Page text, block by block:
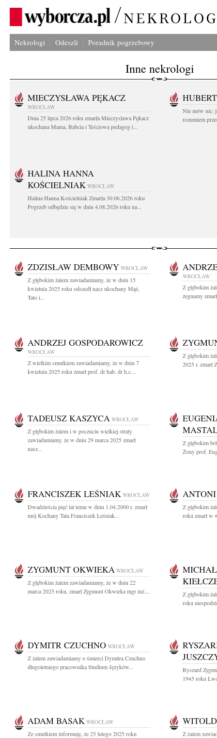
Nekrologi Odeszli Poradnik pogrzebowy
Inne nekrologi
MIECZYSŁAWA PĘKACZ
WROCŁAW
Dnia 25 lipca 2026 roku zmarła Mieczysława Pękacz
ukochana Mama, Babcia i Teściowa pedagog i...
Nie mów nic:
rozumiem
HALINA HANNA
KOŚCIELNIAK WROCŁAW
Halina Hanna Kościelniak Zmarła 30.06.2026 roku
Pogrzeb odbędzie się w dniu 4.08.2026 roku na...
ZDZISŁAW DEMBOWY WROCŁAW
Z głębokim żalem zawiadamiamy, że w dniu 15
kwietnia 2025 roku odszedł nasz ukochany Mąż,
Tato i...
WROCŁAW
Z głębokim
żegnamy
ANDRZEJ GOSPODAROWICZ
WROCŁAW
Z wielkim smutkiem zawiadamiamy, że w dniu 7
kwietnia 2025 roku zmarł prof. dr hab. dr h.c....
Z głębokim
2025 r. zmarł
TADEUSZ KASZYCA WROCŁAW
Z głębokim żalem i w poczuciu wielkiej straty
zawiadamiamy, że w dniu 29 marca 2025 zmarł
nasz...
Z głębokim
Żony prof.
FRANCISZEK LEŚNIAK WROCŁAW
Dwadzieścia pięć lat temu w dniu 1.04.2000 r. zmarł
mój Kochany Tata Franciszek Leśniak...
Z głębokim
roku zmarł w
ZYGMUNT OKWIEKA WROCŁAW
Z głębokim żalem zawiadamiamy, że w dniu 22
marca 2025 roku, zmarł Zygmunt Okwieka mgr inż....
Z głębokim
roku
DYMITR CZUCHNO WROCŁAW
Z żalem zawiadamiamy o śmierci Dymitra Czuchno
długoletniego pracownika Studium Języków...
Ryszard
1945 roku
ADAM BASAK WROCŁAW
Ze smutkiem informuję, że 25 lutego 2025 roku
Z żalem